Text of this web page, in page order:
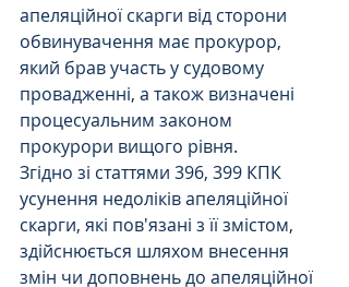
апеляційної скарги від сторони
обвинувачення має прокурор,
який брав участь у судовому
провадженні, а також визначені
процесуальним законом
прокурори вищого рівня.
Згідно зі статтями 396, 399 КПК
усунення недоліків апеляційної
скарги, які пов'язані з її змістом,
здійснюється шляхом внесення
змін чи доповнень до апеляційної